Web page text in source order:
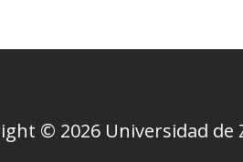
© 2026 Universidad de